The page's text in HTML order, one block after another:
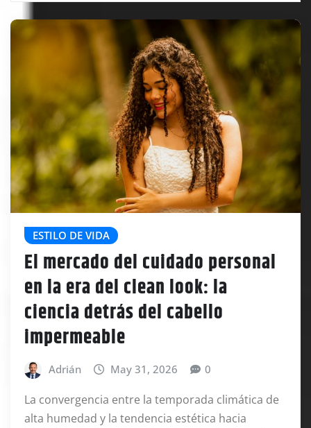
ESTILO DE VIDA
El mercado del cuidado personal
en la era del clean look: la
ciencia detrás del cabello
impermeable
Adrián May 31, 2026 0
La convergencia entre la temporada climática de
alta humedad y la tendencia estética hacia